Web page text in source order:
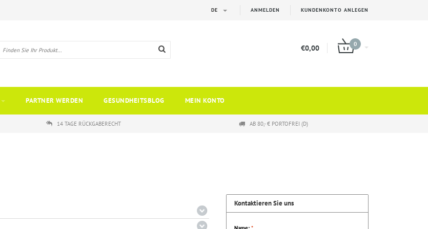
ANMELDEN KUNDENKONTO ANLEGEN
DE
€0,00 0
PARTNER WERDEN GESUNDHEITSBLOG MEIN KONTO
14 TAGE RÜCKGABERECHT AB 80,- € PORTOFREI (D)
Kontaktieren Sie uns